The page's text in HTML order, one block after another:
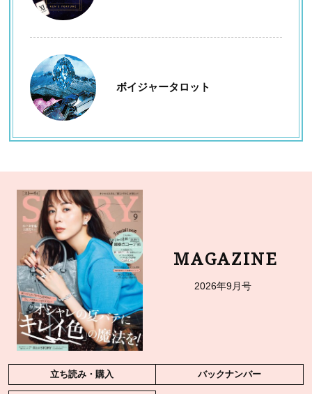
ボイジャータロット
MAGAZINE
2026年9月号
立ち読み・購入 バックナンバー